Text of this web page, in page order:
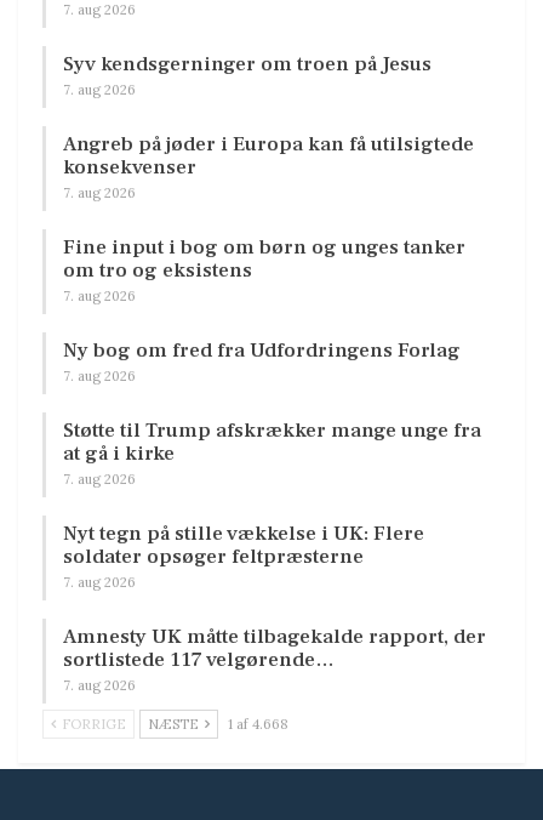
7. aug 2026
Syv kendsgerninger om troen på Jesus
7. aug 2026
Angreb på jøder i Europa kan få utilsigtede
konsekvenser
7. aug 2026
Fine input i bog om børn og unges tanker
om tro og eksistens
7. aug 2026
Ny bog om fred fra Udfordringens Forlag
7. aug 2026
Støtte til Trump afskrækker mange unge fra
at gå i kirke
7. aug 2026
Nyt tegn på stille vækkelse i UK: Flere
soldater opsøger feltpræsterne
7. aug 2026
Amnesty UK måtte tilbagekalde rapport, der
sortlistede 117 velgørende…
7. aug 2026
FORRIGE NÆSTE 1 af 4.668